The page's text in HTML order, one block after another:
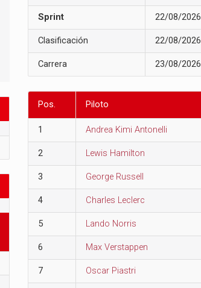
Sprint 22/08/2026
Clasificación 22/08/2026
Carrera 23/08/2026
Pos. Piloto
1 Andrea Kimi Antonelli
2 Lewis Hamilton
3 George Russell
4 Charles Leclerc
5 Lando Norris
6 Max Verstappen
7 Oscar Piastri